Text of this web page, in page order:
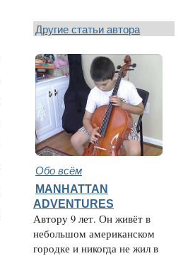
Другие статьи автора
Обо всём
MANHATTAN
ADVENTURES
Автору 9 лет. Он живёт в
небольшом американском
городке и никогда не жил в